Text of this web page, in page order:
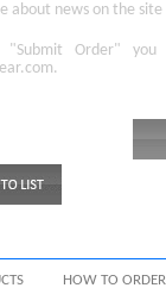
about news on the site
"Submit Order"
you
.
HOW TO ORDER